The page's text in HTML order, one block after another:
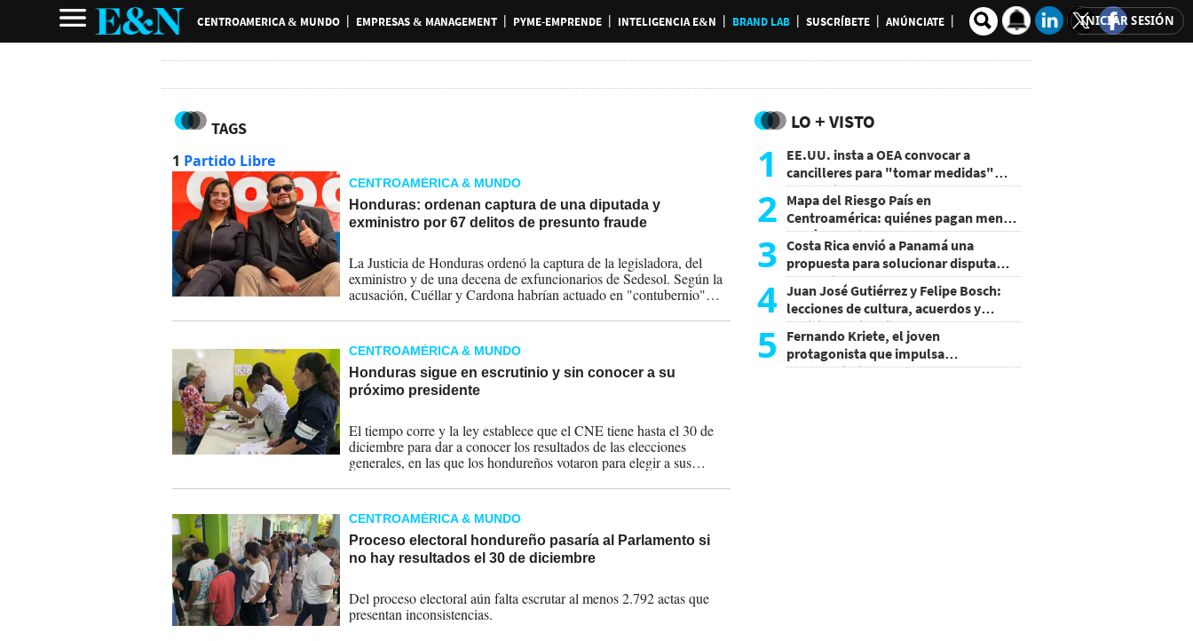
CENTROAMERICA & MUNDO EMPRESAS & MANAGEMENT PYME-EMPRENDE INTELIGENCIA E&N BRAND LAB SUSCRÍBETE ANÚNCIATE INICIAR SESIÓN
TAGS
1 Partido Libre
CENTROAMÉRICA & MUNDO
Honduras: ordenan captura de una diputada y
exministro por 67 delitos de presunto fraude
La Justicia de Honduras ordenó la captura de la legisladora, del
exministro y de una decena de exfuncionarios de Sedesol. Según la
acusación, Cuéllar y Cardona habrían actuado en "contubernio"
de las arcas estatales.
CENTROAMÉRICA & MUNDO
Honduras sigue en escrutinio y sin conocer a su
próximo presidente
El tiempo corre y la ley establece que el CNE tiene hasta el 30 de
diciembre para dar a conocer los resultados de las elecciones
generales, en las que los hondureños votaron para elegir a sus
CENTROAMÉRICA & MUNDO
Proceso electoral hondureño pasaría al Parlamento si
no hay resultados el 30 de diciembre
Del proceso electoral aún falta escrutar al menos 2.792 actas que
presentan inconsistencias.
LO + VISTO
1
EE.UU. insta a OEA convocar a
cancilleres para "tomar medidas"
sobre Nicaragua
2 Mapa del Riesgo País en
Centroamérica: quiénes pagan menos
y cuáles mejoraron
3 Costa Rica envió a Panamá una
propuesta para solucionar disputa
comercial
4 Juan José Gutiérrez y Felipe Bosch:
lecciones de cultura, acuerdos y
decisiones sin miedo
5
Fernando Kriete, el joven
protagonista que impulsa
emprendimientos y talentos